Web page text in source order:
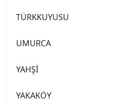
TÜRKKUYUSU
UMURCA
YAHŞİ
YAKAKÖY